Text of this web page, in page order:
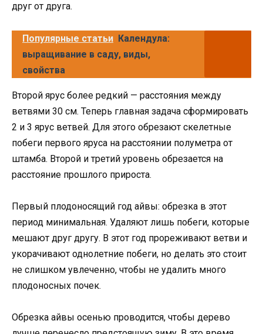
друг от друга.
Популярные статьи Календула:
выращивание в саду, виды,
свойства
Второй ярус более редкий — расстояния между
ветвями 30 см. Теперь главная задача сформировать
2 и 3 ярус ветвей. Для этого обрезают скелетные
побеги первого яруса на расстоянии полуметра от
штамба. Второй и третий уровень обрезается на
расстояние прошлого прироста.
Первый плодоносящий год айвы: обрезка в этот
период минимальная. Удаляют лишь побеги, которые
мешают друг другу. В этот год прореживают ветви и
укорачивают однолетние побеги, но делать это стоит
не слишком увлеченно, чтобы не удалить много
плодоносных почек.
Обрезка айвы осенью проводится, чтобы дерево